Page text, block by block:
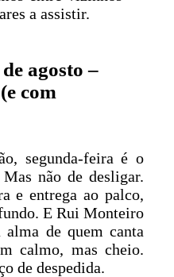
a assistir.
agosto –
com
segunda-feira é o
não de desligar.
e entrega ao palco,
E Rui Monteiro
de quem canta
calmo, mas cheio.
de despedida.